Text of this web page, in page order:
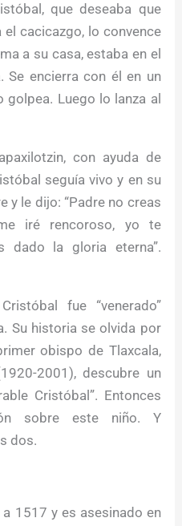
que deseaba que
cacicazgo, lo convence
a su casa, estaba en el
Se encierra con él en un
Luego lo lanza al
con ayuda de
seguía vivo y en su
y le dijo: “Padre no creas
iré rencoroso, yo te
dado la gloria eterna”.
fue “venerado”
Su historia se olvida por
obispo de Tlaxcala,
2001), descubre un
Cristóbal”. Entonces
sobre este niño. Y
dos.
1517 y es asesinado en